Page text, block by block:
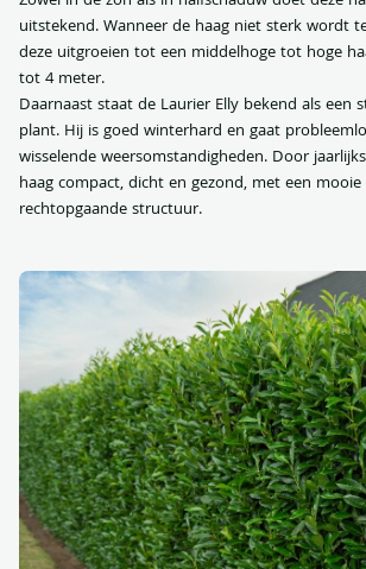
uitstekend. Wanneer de haag niet sterk wordt
deze uitgroeien tot een middelhoge tot hoge
tot 4 meter.
Daarnaast staat de Laurier Elly bekend als een
plant. Hij is goed winterhard en gaat
wisselende weersomstandigheden. Door
haag compact, dicht en gezond, met een mooie
rechtopgaande structuur.